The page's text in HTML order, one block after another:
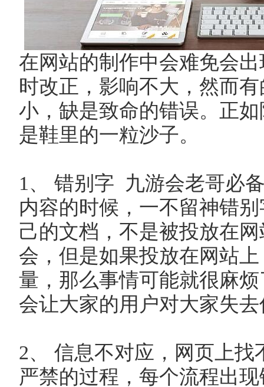
在网站的制作中会难免会
时改正，影响不大，然而
小，缺是致命的错误。正
是鞋里的一粒沙子。
1、 错别字 九游会老哥必
内容的时候，一不留神错
己的文档，不是被投放在
会，但是如果投放在网站
量，那么事情可能就很麻
会让大家的用户对大家失
2、 信息不对应，网页上
严禁的过程，每个流程出